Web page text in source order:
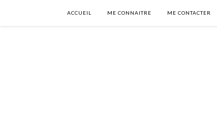
ACCUEIL ME CONNAITRE ME CONTACTER